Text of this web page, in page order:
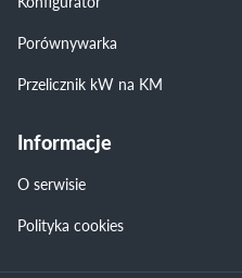
Porównywarka
Przelicznik kW na KM
Informacje
O serwisie
Polityka cookies